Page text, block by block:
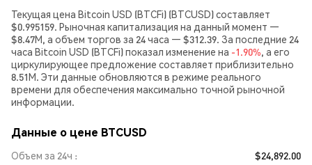
Текущая цена Bitcoin USD (BTCFi) (BTCUSD) составляет
$0.995159. Рыночная капитализация на данный момент —
$8.47M, а объем торгов за 24 часа — $312.39. За последние 24
часа Bitcoin USD (BTCFi) показал изменение на -1.90%, а его
циркулирующее предложение составляет приблизительно
8.51M. Эти данные обновляются в режиме реального
времени для обеспечения максимально точной рыночной
информации.
Данные о цене BTCUSD
Объем за 24ч
$24,892.00